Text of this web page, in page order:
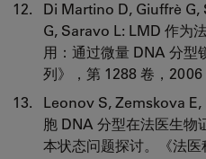
Di Martino D, Giuffrè G,
G, Saravo L: LMD 作为
用：通过微量 DNA 分型
列》，第 1288 卷，2006
Leonov S, Zemskova
胞 DNA 分型在法医生物
本状态问题探讨。《法